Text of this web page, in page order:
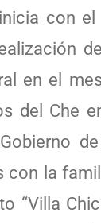
con
en el
del Che
con la
“Villa